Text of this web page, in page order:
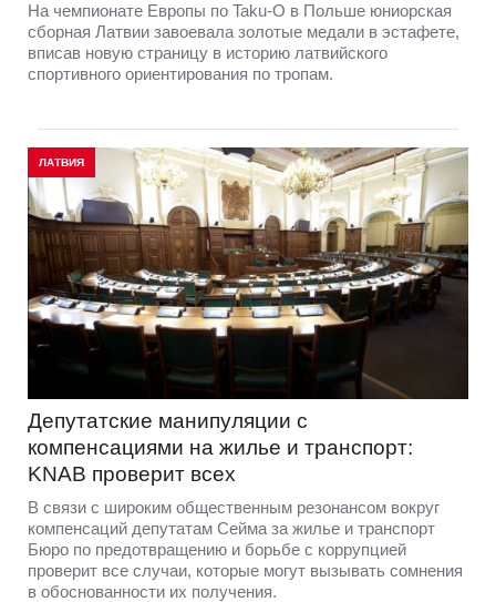
На чемпионате Европы по Taku-O в Польше юниорская
сборная Латвии завоевала золотые медали в эстафете,
вписав новую страницу в историю латвийского
спортивного ориентирования по тропам.
ЛАТВИЯ
Депутатские манипуляции с
компенсациями на жилье и транспорт:
KNAB проверит всех
В связи с широким общественным резонансом вокруг
компенсаций депутатам Сейма за жилье и транспорт
Бюро по предотвращению и борьбе с коррупцией
проверит все случаи, которые могут вызывать сомнения
в обоснованности их получения.